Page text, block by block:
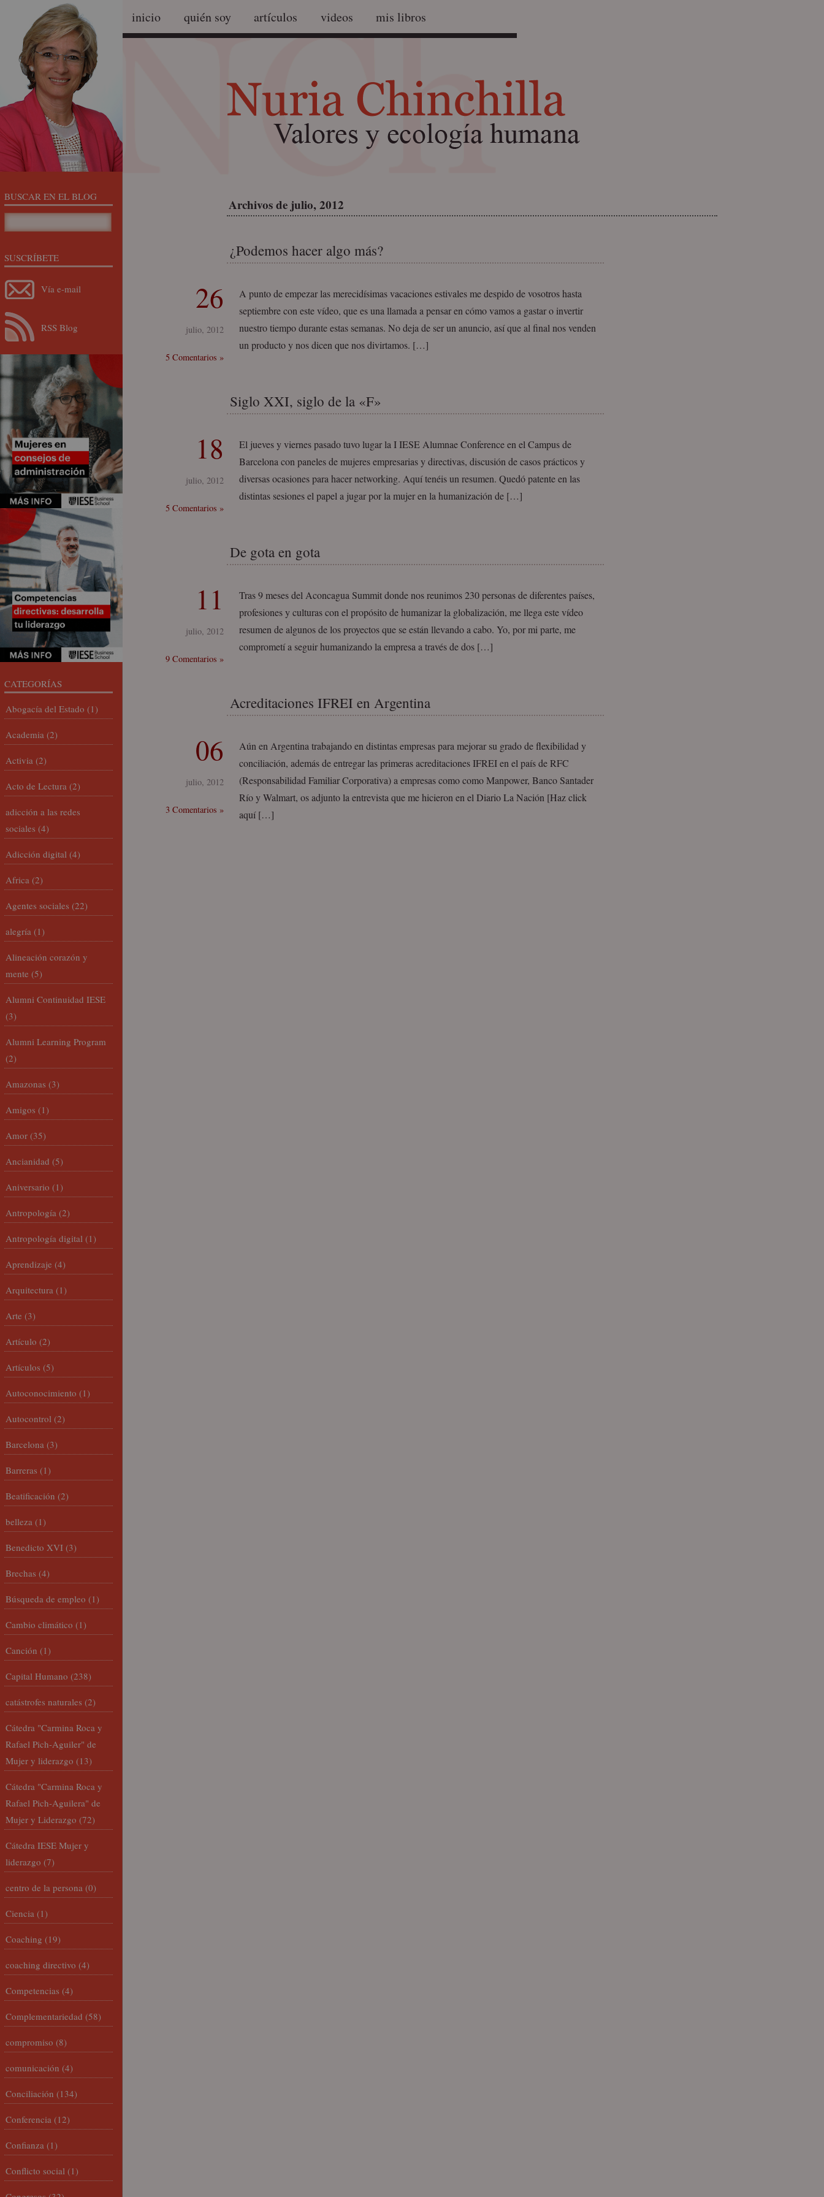
inicio quién soy artículos videos mis libros
Archivos de julio, 2012
¿Podemos hacer algo más?
26
julio, 2012
5 Comentarios »
A punto de empezar las merecidísimas vacaciones estivales me despido de vosotros hasta
septiembre con este vídeo, que es una llamada a pensar en cómo vamos a gastar o invertir
nuestro tiempo durante estas semanas. No deja de ser un anuncio, así que al final nos venden
un producto y nos dicen que nos divirtamos. […]
Siglo XXI, siglo de la «F»
18
julio, 2012
5 Comentarios »
El jueves y viernes pasado tuvo lugar la I IESE Alumnae Conference en el Campus de
Barcelona con paneles de mujeres empresarias y directivas, discusión de casos prácticos y
diversas ocasiones para hacer networking. Aquí tenéis un resumen. Quedó patente en las
distintas sesiones el papel a jugar por la mujer en la humanización de […]
De gota en gota
11
julio, 2012
9 Comentarios »
Tras 9 meses del Aconcagua Summit donde nos reunimos 230 personas de diferentes países,
profesiones y culturas con el propósito de humanizar la globalización, me llega este vídeo
resumen de algunos de los proyectos que se están llevando a cabo. Yo, por mi parte, me
comprometí a seguir humanizando la empresa a través de dos […]
Acreditaciones IFREI en Argentina
06
julio, 2012
3 Comentarios »
Aún en Argentina trabajando en distintas empresas para mejorar su grado de flexibilidad y
conciliación, además de entregar las primeras acreditaciones IFREI en el país de RFC
(Responsabilidad Familiar Corporativa) a empresas como como Manpower, Banco Santader
Río y Walmart, os adjunto la entrevista que me hicieron en el Diario La Nación [Haz click
aquí […]
BUSCAR EN EL BLOG
SUSCRÍBETE
Vía e-mail
RSS Blog
CATEGORÍAS
Abogacía del Estado (1)
Academia (2)
Activia (2)
Acto de Lectura (2)
adicción a las redes
sociales (4)
Adicción digital (4)
Africa (2)
Agentes sociales (22)
alegría (1)
Alineación corazón y
mente (5)
Alumni Continuidad IESE
(3)
Alumni Learning Program
(2)
Amazonas (3)
Amigos (1)
Amor (35)
Ancianidad (5)
Aniversario (1)
Antropología (2)
Antropología digital (1)
Aprendizaje (4)
Arquitectura (1)
Arte (3)
Artículo (2)
Artículos (5)
Autoconocimiento (1)
Autocontrol (2)
Barcelona (3)
Barreras (1)
Beatificación (2)
belleza (1)
Benedicto XVI (3)
Brechas (4)
Búsqueda de empleo (1)
Cambio climático (1)
Canción (1)
Capital Humano (238)
catástrofes naturales (2)
Cátedra "Carmina Roca y
Rafael Pich-Aguiler" de
Mujer y liderazgo (13)
Cátedra "Carmina Roca y
Rafael Pich-Aguilera" de
Mujer y Liderazgo (72)
Cátedra IESE Mujer y
liderazgo (7)
centro de la persona (0)
Ciencia (1)
Coaching (19)
coaching directivo (4)
Competencias (4)
Complementariedad (58)
compromiso (8)
comunicación (4)
Conciliación (134)
Conferencia (12)
Confianza (1)
Conflicto social (1)